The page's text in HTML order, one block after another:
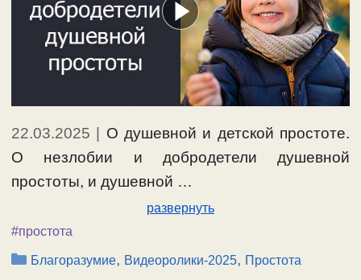
22.03.2025
О душевной и детской простоте.
О незлобии и добродетели душевной
простоты, и душевной …
развернуть
#простота
Рубрики
Благоразумие, Видеоролики-2025, Простота